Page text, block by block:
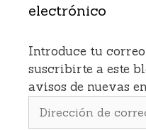
electrónico
Introduce tu
suscribirte a este
avisos de nuevas
de